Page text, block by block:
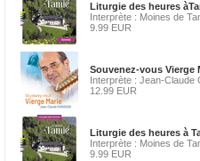
Liturgie des heures
Interprète : Moines de
9.99 EUR
Souvenez-vous Vierge
Interprète : Jean-Claude
12.99 EUR
Liturgie des heures à
Interprète : Moines de
9.99 EUR